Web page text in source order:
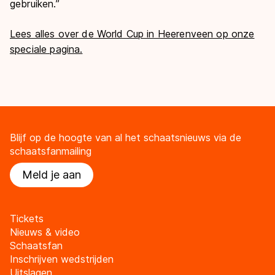
gebruiken.”
Lees alles over de World Cup in Heerenveen op onze
speciale pagina.
Blijf op de hoogte van al het schaatsnieuws via de
schaatsfanmailing
Meld je aan
Tickets
Nieuws & video
Schaatsfan
Inschrijven wedstrijden
Uitslagen